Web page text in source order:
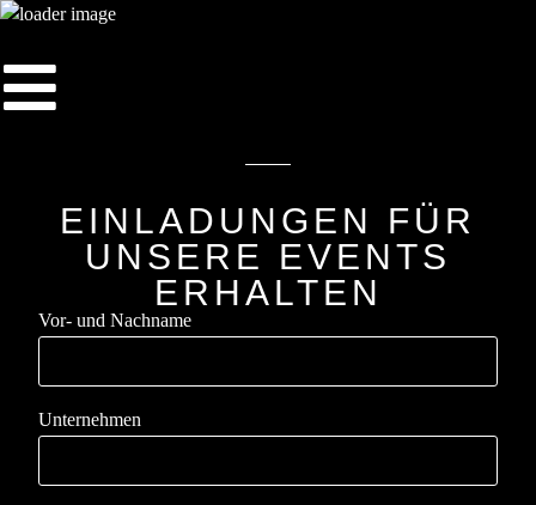
EINLADUNGEN FÜR
UNSERE EVENTS
ERHALTEN
Vor- und Nachname
Unternehmen